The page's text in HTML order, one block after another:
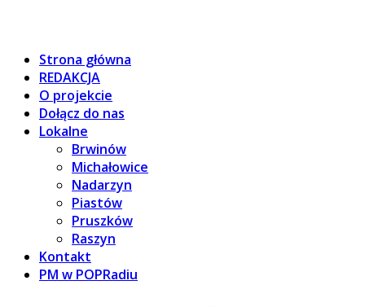
Strona główna
REDAKCJA
O projekcie
Dołącz do nas
Lokalne
Brwinów
Michałowice
Nadarzyn
Piastów
Pruszków
Raszyn
Kontakt
PM w POPRadiu